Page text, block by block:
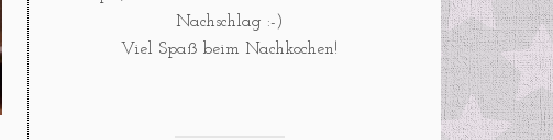
Nachschlag :-)
Viel Spaß beim Nachkochen!